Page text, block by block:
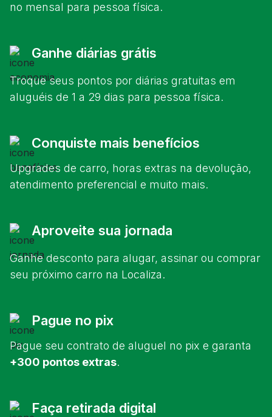
no mensal para pessoa física.
Ganhe diárias grátis
Troque seus pontos por diárias gratuitas em
aluguéis de 1 a 29 dias para pessoa física.
Conquiste mais benefícios
Upgrades de carro, horas extras na devolução,
atendimento preferencial e muito mais.
Aproveite sua jornada
Ganhe desconto para alugar, assinar ou comprar
seu próximo carro na Localiza.
Pague no pix
Pague seu contrato de aluguel no pix e garanta
+300 pontos extras.
Faça retirada digital